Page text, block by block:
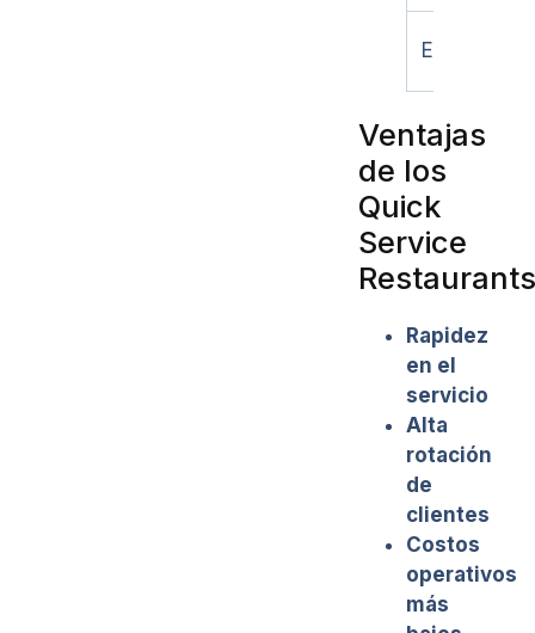
Experiencia
Ventajas
de los
Quick
Service
Restaurants
Rapidez
en el
servicio
Alta
rotación
de
clientes
Costos
operativos
más